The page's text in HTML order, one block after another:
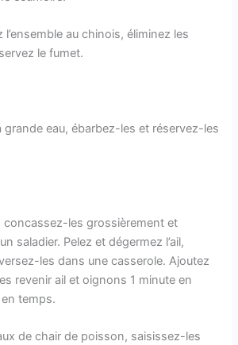
au chinois, éliminez les
le fumet.
grande eau, ébarbez-les et réservez-les
concassez-les grossièrement et
saladier. Pelez et dégermez l’ail,
les dans une casserole. Ajoutez
revenir ail et oignons 1 minute en
temps.
de chair de poisson, saisissez-les